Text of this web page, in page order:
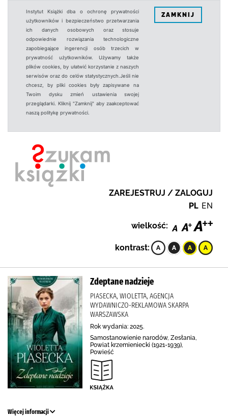
Instytut Książki dba o ochronę prywatności
użytkowników i bezpieczeństwo przetwarzania
ich danych osobowych oraz stosuje
odpowiednie rozwiązania technologiczne
zapobiegające ingerencji osób trzecich w
prywatność użytkowników. Używamy także
plików cookies, by ułatwić korzystanie z naszych
serwisów oraz do celów statystycznych.Jeśli nie
chcesz, by pliki cookies były zapisywane na
Twoim dysku zmień ustawienia swojej
przeglądarki. Kliknij "Zamknij" aby zaakceptować
naszą politykę prywatności.
ZAMKNIJ
ZAREJESTRUJ / ZALOGUJ
PL EN
wielkość:
kontrast:
Zdeptane nadzieje
PIASECKA, WIOLETTA, AGENCJA
WYDAWNICZO-REKLAMOWA SKARPA
WARSZAWSKA
Rok wydania: 2025.
Samostanowienie narodów, Zesłania,
Powiat krzemieniecki (1921-1939),
Powieść
Więcej informacji